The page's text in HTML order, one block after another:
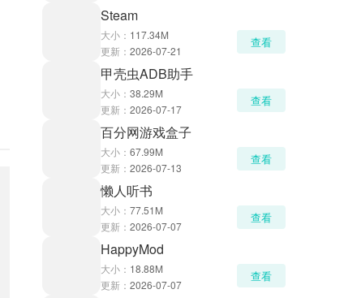
Steam
大小： 117.34M
更新： 2026-07-21
查看
甲壳虫ADB助手
大小： 38.29M
更新： 2026-07-17
查看
百分网游戏盒子
大小： 67.99M
更新： 2026-07-13
查看
懒人听书
大小： 77.51M
更新： 2026-07-07
查看
HappyMod
大小： 18.88M
更新： 2026-07-07
查看